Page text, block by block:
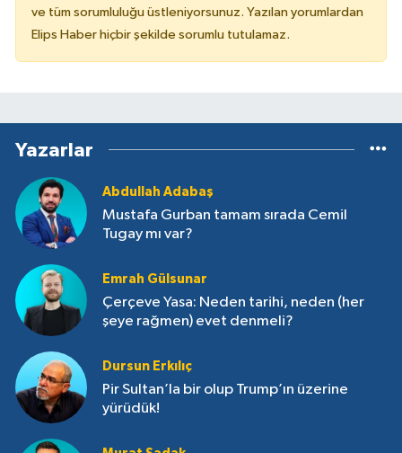
ve tüm sorumluluğu üstleniyorsunuz. Yazılan yorumlardan
Elips Haber hiçbir şekilde sorumlu tutulamaz.
Yazarlar
Abdullah Adabaş
Mustafa Gurban tamam sırada Cemil
Tugay mı var?
Emrah Gülsunar
Çerçeve Yasa: Neden tarihi, neden (her
şeye rağmen) evet denmeli?
Dursun Erkılıç
Pir Sultan’la bir olup Trump’ın üzerine
yürüdük!